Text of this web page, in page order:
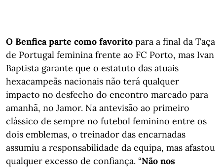
O Benfica parte como favorito para a final da Taça
de Portugal feminina frente ao FC Porto, mas Ivan
Baptista garante que o estatuto das atuais
hexacampeãs nacionais não terá qualquer
impacto no desfecho do encontro marcado para
amanhã, no Jamor. Na antevisão ao primeiro
clássico de sempre no futebol feminino entre os
dois emblemas, o treinador das encarnadas
assumiu a responsabilidade da equipa, mas afastou
qualquer excesso de confiança. “Não nos